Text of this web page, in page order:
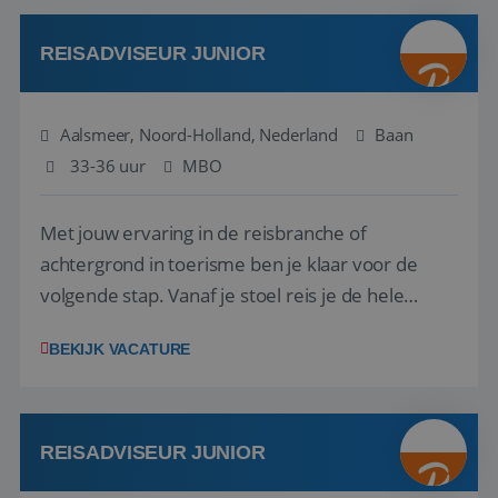
werken: of het nu gaat om vragen ...
REISADVISEUR JUNIOR
Aalsmeer, Noord-Holland, Nederland
Baan
33-36 uur
MBO
Met jouw ervaring in de reisbranche of
achtergrond in toerisme ben je klaar voor de
volgende stap. Vanaf je stoel reis je de hele
wensen van je team, je klant en wat er in de
klanten te overtuigen om die droomreis te
boeken! ...
BEKIJK VACATURE
REISADVISEUR JUNIOR